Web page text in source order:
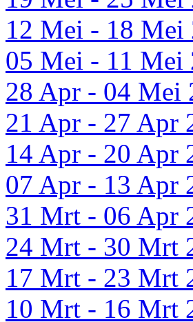
12 Mei - 18 Mei
05 Mei - 11 Mei
28 Apr - 04 Mei
21 Apr - 27 Apr
14 Apr - 20 Apr
07 Apr - 13 Apr
31 Mrt - 06 Apr
24 Mrt - 30 Mrt
17 Mrt - 23 Mrt
10 Mrt - 16 Mrt